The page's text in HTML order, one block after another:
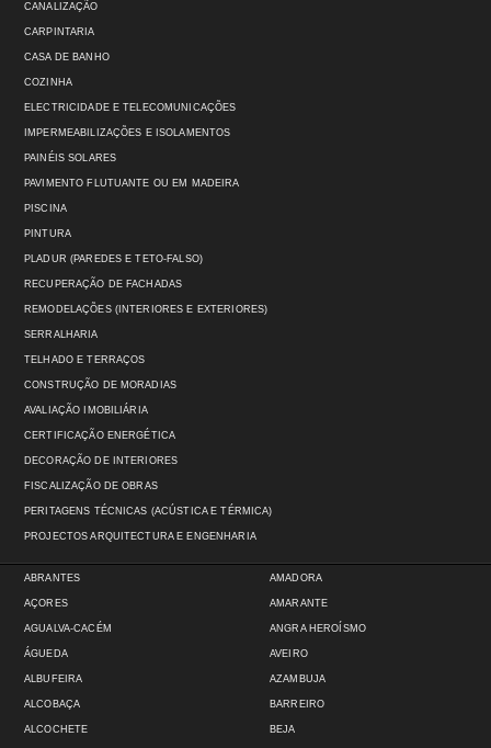
CANALIZAÇÃO
CARPINTARIA
CASA DE BANHO
COZINHA
ELECTRICIDADE E TELECOMUNICAÇÕES
IMPERMEABILIZAÇÕES E ISOLAMENTOS
PAINÉIS SOLARES
PAVIMENTO FLUTUANTE OU EM MADEIRA
PISCINA
PINTURA
PLADUR (PAREDES E TETO-FALSO)
RECUPERAÇÃO DE FACHADAS
REMODELAÇÕES (INTERIORES E EXTERIORES)
SERRALHARIA
TELHADO E TERRAÇOS
CONSTRUÇÃO DE MORADIAS
AVALIAÇÃO IMOBILIÁRIA
CERTIFICAÇÃO ENERGÉTICA
DECORAÇÃO DE INTERIORES
FISCALIZAÇÃO DE OBRAS
PERITAGENS TÉCNICAS (ACÚSTICA E TÉRMICA)
PROJECTOS ARQUITECTURA E ENGENHARIA
ABRANTES
AÇORES
AGUALVA-CACÉM
ÁGUEDA
ALBUFEIRA
ALCOBAÇA
ALCOCHETE
AMADORA
AMARANTE
ANGRA HEROÍSMO
AVEIRO
AZAMBUJA
BARREIRO
BEJA